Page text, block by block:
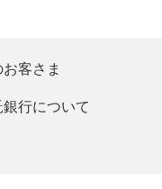
客さま
行について